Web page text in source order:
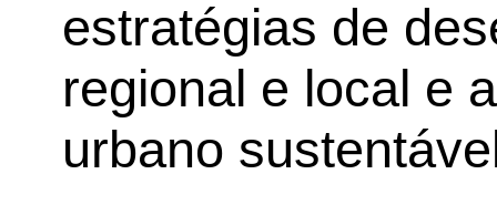
estratégias de
regional e local e
urbano